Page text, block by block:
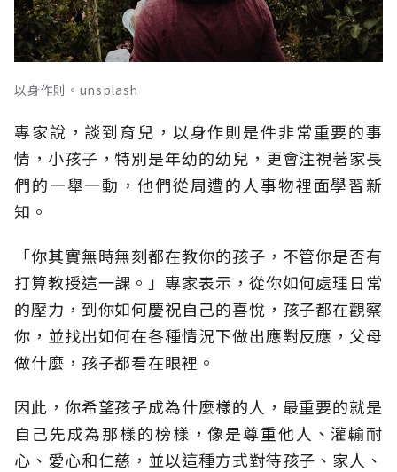
以身作則。unsplash
專家說，談到育兒，以身作則是件非常重要的事
情，小孩子，特別是年幼的幼兒，更會注視著家長
們的一舉一動，他們從周遭的人事物裡面學習新
知。
「你其實無時無刻都在教你的孩子，不管你是否有
打算教授這一課。」專家表示，從你如何處理日常
的壓力，到你如何慶祝自己的喜悅，孩子都在觀察
你，並找出如何在各種情況下做出應對反應，父母
做什麼，孩子都看在眼裡。
因此，你希望孩子成為什麼樣的人，最重要的就是
自己先成為那樣的榜樣，像是尊重他人、灌輸耐
心、愛心和仁慈，並以這種方式對待孩子、家人、